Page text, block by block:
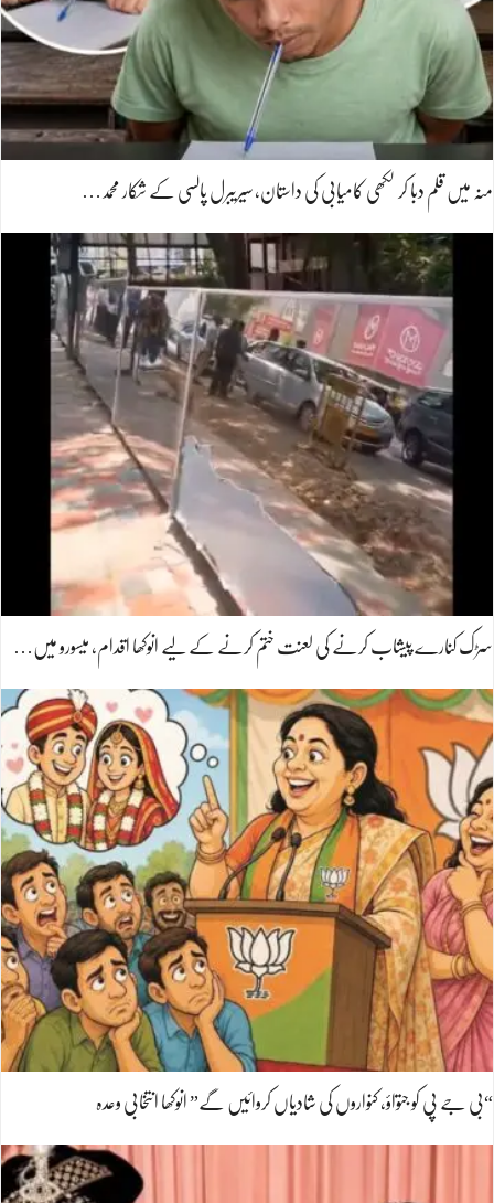
منہ میں قلم دبا کر لکھی کامیابی کی داستان، سیریبرل پالسی کے شکار محمد…
سڑک کنارے پیشاب کرنے کی لعنت ختم کرنے کے لیے انوکھا اقدام، میسورو میں…
“بی جے پی کو جتواؤ، کنواروں کی شادیاں کروائیں گے” انوکھا انتخابی وعدہ